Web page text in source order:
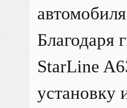
Благодаря
StarLine
установку